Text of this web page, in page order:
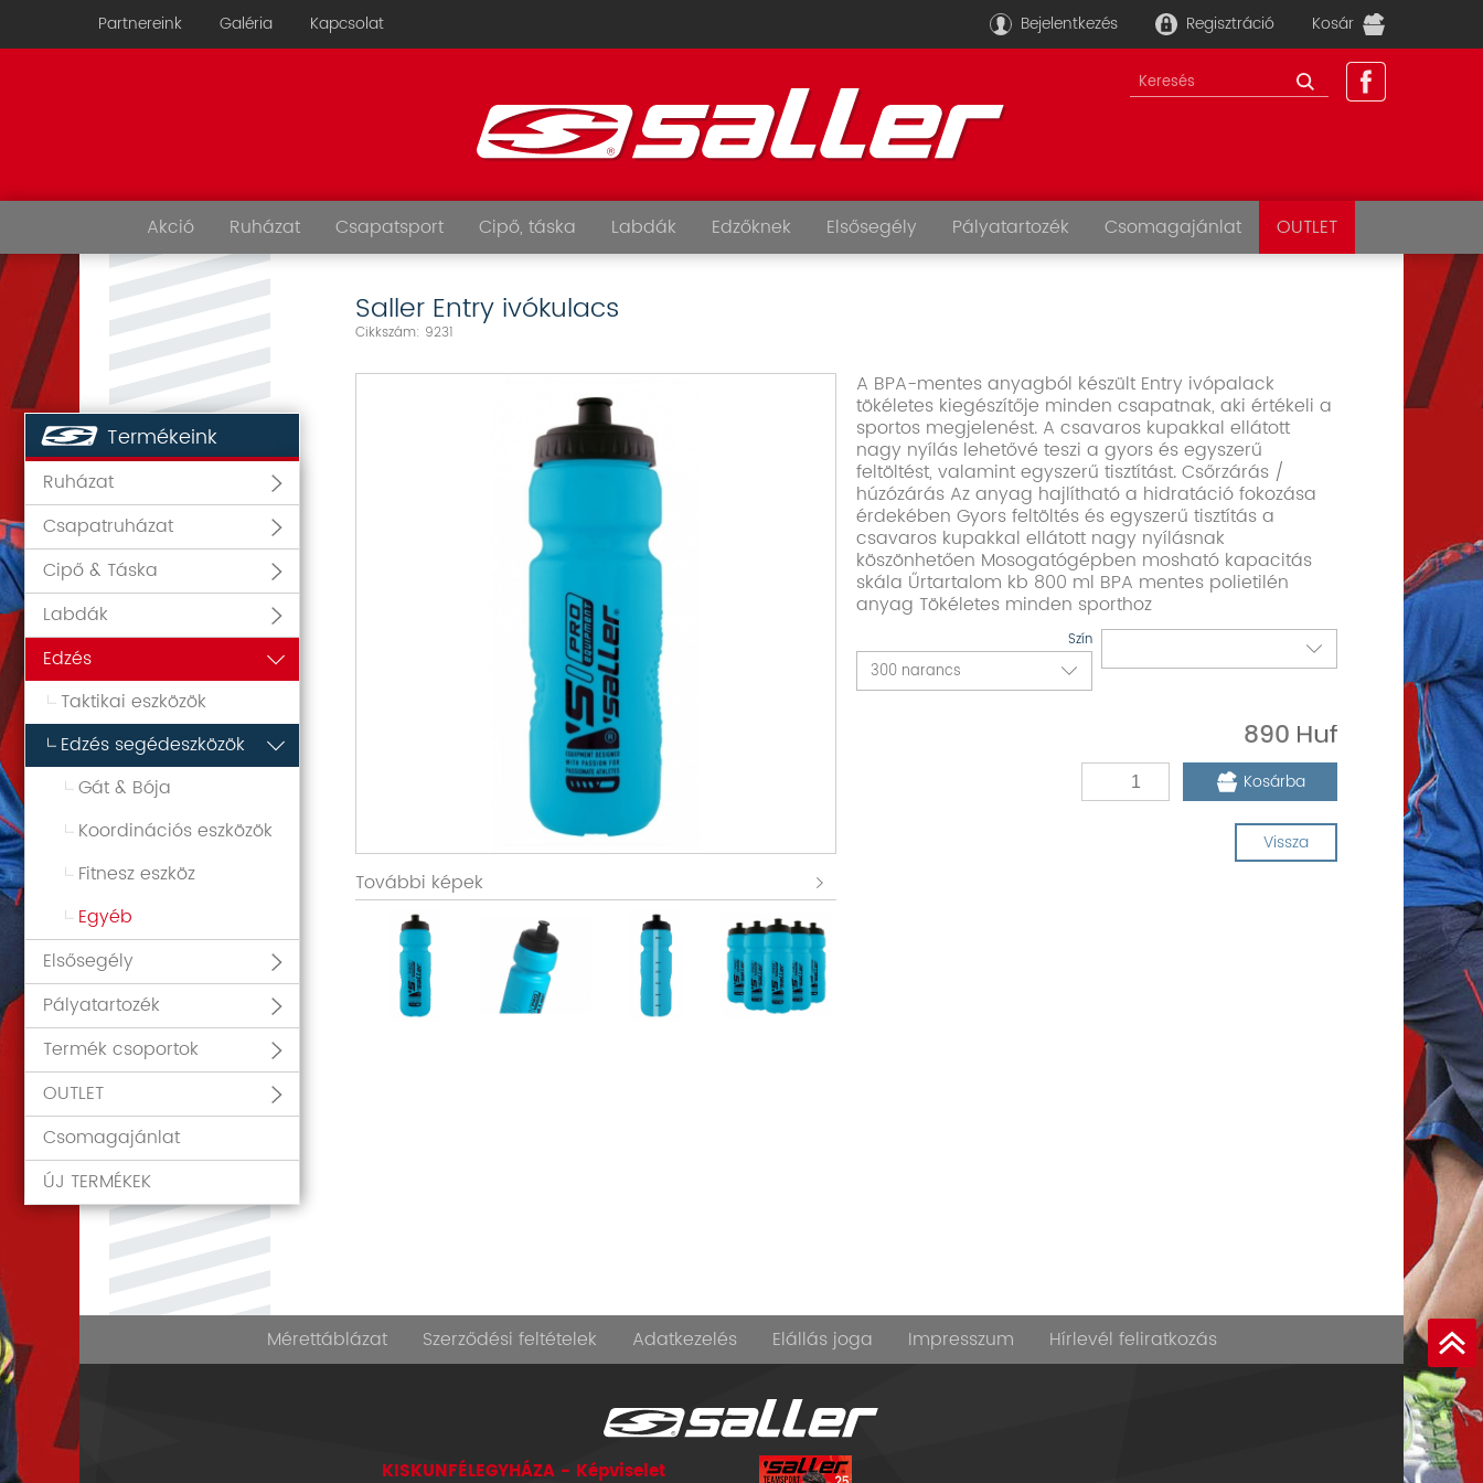
Partnereink Galéria Kapcsolat Bejelentkezés Regisztráció Kosár
Akció Ruházat Csapatsport Cipő, táska Labdák Edzőknek Elsősegély Pályatartozék Csomagajánlat OUTLET
Termékeink
Ruházat
Csapatruházat
Cipő & Táska
Labdák
Edzés
Taktikai eszközök
Edzés segédeszközök
Gát & Bója
Koordinációs eszközök
Fitnesz eszköz
Egyéb
Elsősegély
Pályatartozék
Termék csoportok
OUTLET
Csomagajánlat
ÚJ TERMÉKEK
Saller Entry ivókulacs
Cikkszám: 9231
További képek
A BPA-mentes anyagból készült Entry ivópalack
tökéletes kiegészítője minden csapatnak, aki értékeli a
sportos megjelenést. A csavaros kupakkal ellátott
nagy nyílás lehetővé teszi a gyors és egyszerű
feltöltést, valamint egyszerű tisztítást. Csőrzárás /
húzózárás Az anyag hajlítható a hidratáció fokozása
érdekében Gyors feltöltés és egyszerű tisztítás a
csavaros kupakkal ellátott nagy nyílásnak
köszönhetően Mosogatógépben mosható kapacitás
skála Űrtartalom kb 800 ml BPA mentes polietilén
anyag Tökéletes minden sporthoz
Szín
890
Kosárba
Vissza
Mérettáblázat Szerződési feltételek Adatkezelés Elállás joga Impresszum Hírlevél feliratkozás
KISKUNFÉLEGYHÁZA - Képviselet